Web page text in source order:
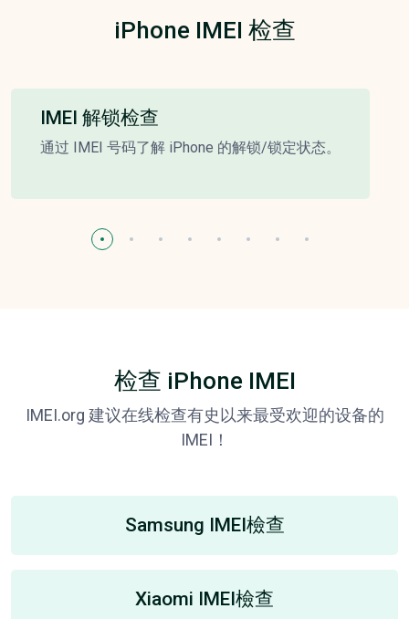
iPhone IMEI 检查
IMEI 解锁检查
通过 IMEI 号码了解 iPhone 的解锁/锁定状态。
检查 iPhone IMEI
IMEI.org 建议在线检查有史以来最受欢迎的设备的
IMEI！
Samsung IMEI檢查
Xiaomi IMEI檢查